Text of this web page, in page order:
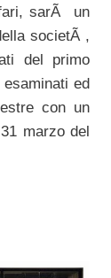
sarÃ un
societÃ ,
del primo
ed
con un
marzo del